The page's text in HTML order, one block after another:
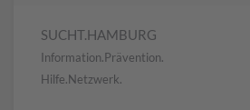
SUCHT.HAMBURG
Information.Prävention.
Hilfe.Netzwerk.